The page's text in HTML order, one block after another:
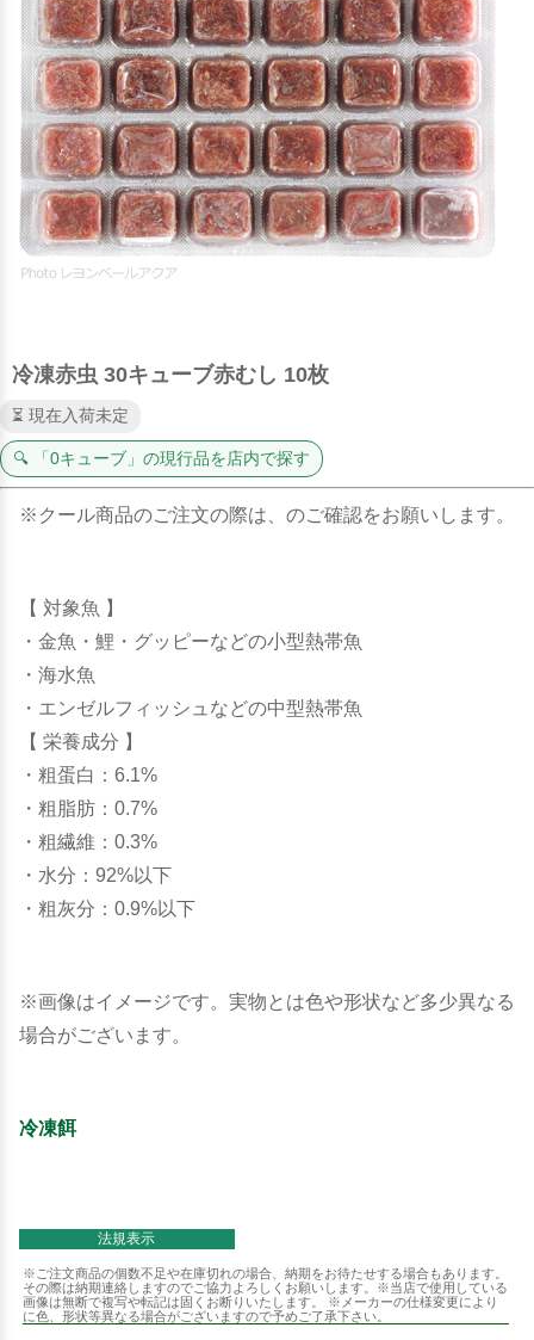
冷凍赤虫 30キューブ赤むし 10枚
⏳ 現在入荷未定
🔍 「0キューブ」の現行品を店内で探す
※クール商品のご注文の際は、のご確認をお願いします。
【 対象魚 】
・金魚・鯉・グッピーなどの小型熱帯魚
・海水魚
・エンゼルフィッシュなどの中型熱帯魚
【 栄養成分 】
・粗蛋白：6.1%
・粗脂肪：0.7%
・粗繊維：0.3%
・水分：92%以下
・粗灰分：0.9%以下
※画像はイメージです。実物とは色や形状など多少異なる
場合がございます。
冷凍餌
法規表示
※ご注文商品の個数不足や在庫切れの場合、納期をお待たせする場合もあります。
その際は納期連絡しますのでご協力よろしくお願いします。※当店で使用している
画像は無断で複写や転記は固くお断りいたします。 ※メーカーの仕様変更により
に色、形状等異なる場合がございますので予めご了承下さい。